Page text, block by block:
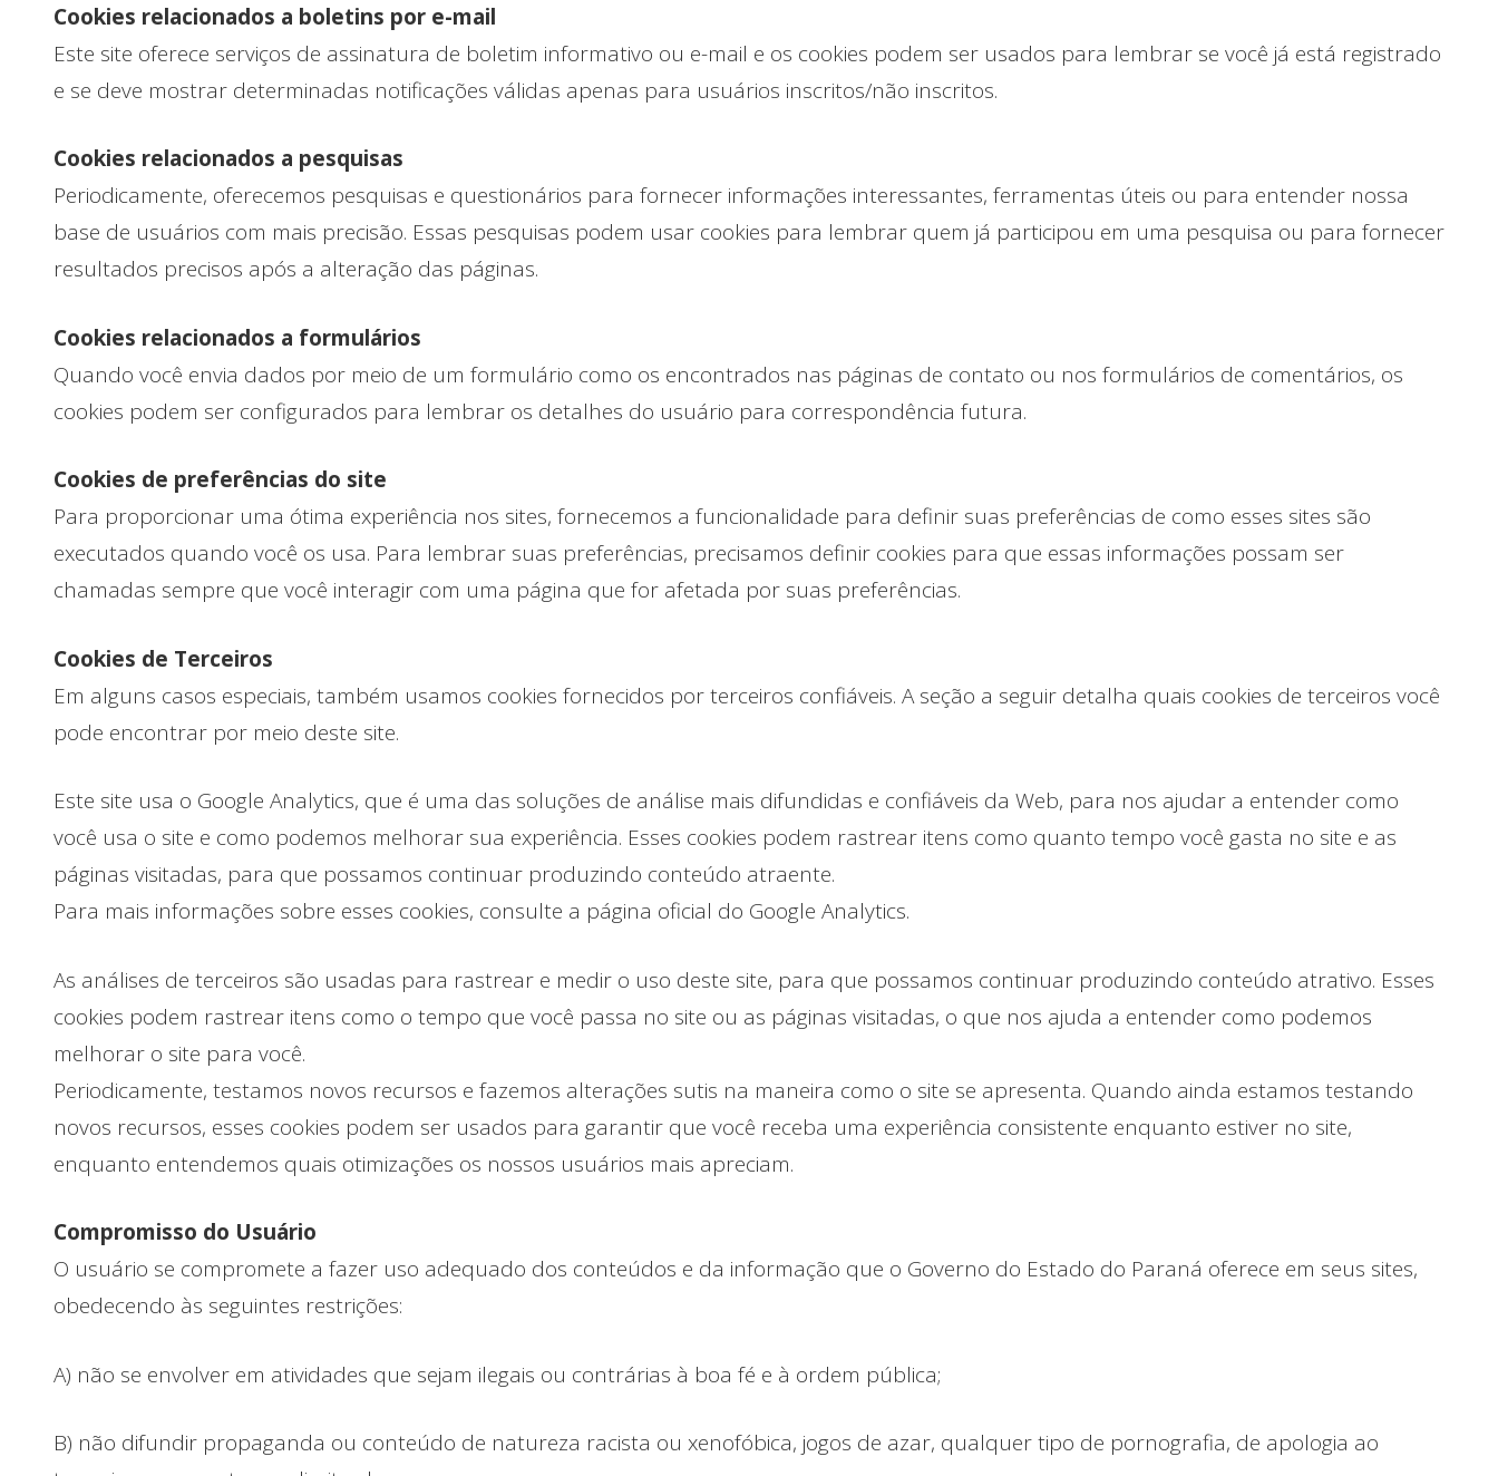
Cookies relacionados a boletins por e-mail
Este site oferece serviços de assinatura de boletim informativo ou e-mail e os cookies podem ser usados ​​para lembrar se você já está registrado
e se deve mostrar determinadas notificações válidas apenas para usuários inscritos/não inscritos.
Cookies relacionados a pesquisas
Periodicamente, oferecemos pesquisas e questionários para fornecer informações interessantes, ferramentas úteis ou para entender nossa
base de usuários com mais precisão. Essas pesquisas podem usar cookies para lembrar quem já participou em uma pesquisa ou para fornecer
resultados precisos após a alteração das páginas.
Cookies relacionados a formulários
Quando você envia dados por meio de um formulário como os encontrados nas páginas de contato ou nos formulários de comentários, os
cookies podem ser configurados para lembrar os detalhes do usuário para correspondência futura.
Cookies de preferências do site
Para proporcionar uma ótima experiência nos sites, fornecemos a funcionalidade para definir suas preferências de como esses sites são
executados quando você os usa. Para lembrar suas preferências, precisamos definir cookies para que essas informações possam ser
chamadas sempre que você interagir com uma página que for afetada por suas preferências.
Cookies de Terceiros
Em alguns casos especiais, também usamos cookies fornecidos por terceiros confiáveis. A seção a seguir detalha quais cookies de terceiros você
pode encontrar por meio deste site.
Este site usa o Google Analytics, que é uma das soluções de análise mais difundidas e confiáveis ​​da Web, para nos ajudar a entender como
você usa o site e como podemos melhorar sua experiência. Esses cookies podem rastrear itens como quanto tempo você gasta no site e as
páginas visitadas, para que possamos continuar produzindo conteúdo atraente.
Para mais informações sobre esses cookies, consulte a página oficial do Google Analytics.
As análises de terceiros são usadas para rastrear e medir o uso deste site, para que possamos continuar produzindo conteúdo atrativo. Esses
cookies podem rastrear itens como o tempo que você passa no site ou as páginas visitadas, o que nos ajuda a entender como podemos
melhorar o site para você.
Periodicamente, testamos novos recursos e fazemos alterações sutis na maneira como o site se apresenta. Quando ainda estamos testando
novos recursos, esses cookies podem ser usados ​​para garantir que você receba uma experiência consistente enquanto estiver no site,
enquanto entendemos quais otimizações os nossos usuários mais apreciam.
Compromisso do Usuário
O usuário se compromete a fazer uso adequado dos conteúdos e da informação que o Governo do Estado do Paraná oferece em seus sites,
obedecendo às seguintes restrições:
A) não se envolver em atividades que sejam ilegais ou contrárias à boa fé e à ordem pública;
B) não difundir propaganda ou conteúdo de natureza racista ou xenofóbica, jogos de azar, qualquer tipo de pornografia, de apologia ao